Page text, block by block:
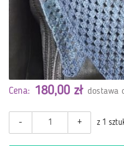
Cena: 180,00 zł dostawa
- + z 1